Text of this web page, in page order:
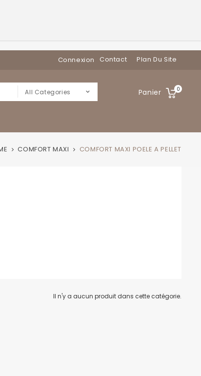
Contact Plan Du Site
Connexion
Panier 0
All Categories
COMFORT MAXI COMFORT MAXI POELE A PELLET
Il n'y a aucun produit dans cette catégorie.